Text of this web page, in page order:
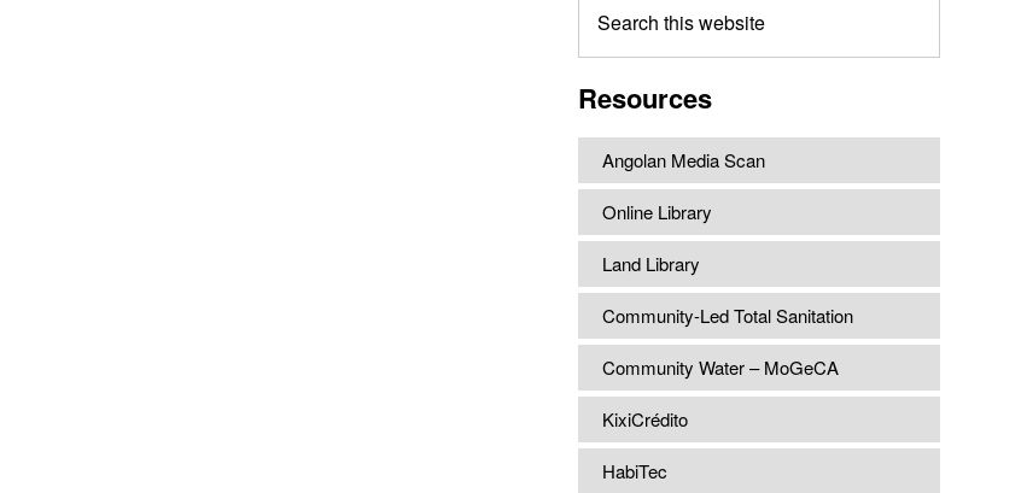
this
Resources
Angolan Media Scan
Online Library
Land Library
Community-Led Total Sanitation
Community Water – MoGeCA
KixiCrédito
HabiTec